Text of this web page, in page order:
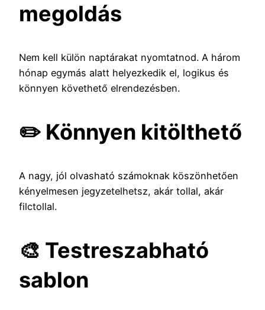
megoldás
Nem kell külön naptárakat nyomtatnod. A három
hónap egymás alatt helyezkedik el, logikus és
könnyen követhető elrendezésben.
✏️ Könnyen kitölthető
A nagy, jól olvasható számoknak köszönhetően
kényelmesen jegyzetelhetsz, akár tollal, akár
filctollal.
🎨 Testreszabható
sablon